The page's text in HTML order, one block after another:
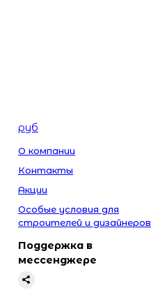
руб
О компании
Контакты
Акции
Особые условия для
строителей и дизайнеров
Поддержка в
мессенджере